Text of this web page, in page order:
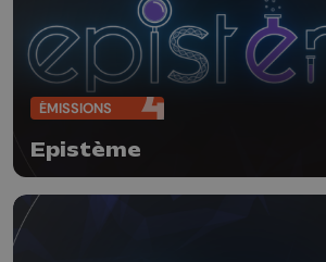
ÉMISSIONS
Epistème